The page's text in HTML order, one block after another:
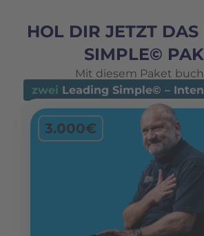
HOL DIR JETZT
SIMPLE©
Mit diesem Paket
zwei Leading Simple© –
3.000€